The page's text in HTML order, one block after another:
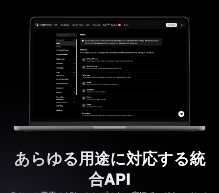
あらゆる用途に対応する統
合API